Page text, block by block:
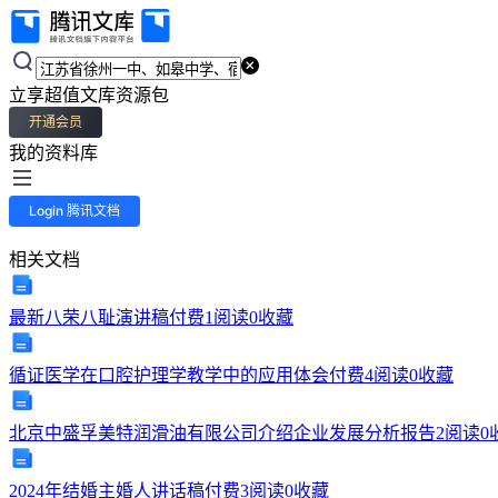
江
苏
省
徐
州
一
中、
如
皋
立享超值文库资源包
开通会员
我的资料库
Login 腾讯文档
相关文档
最新八荣八耻演讲稿付费1 阅读0收藏
循证医学在口腔护理学教学中的应用体会付费4阅读0收藏
北京中盛孚美特润滑油有限公司介绍企业发展分析报告2阅读0
2024年结婚主婚人讲话稿付费3阅读0收藏